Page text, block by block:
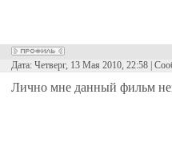
Дата: Четверг, 13 Мая 2010, 22:58 |
Лично мне данный фильм